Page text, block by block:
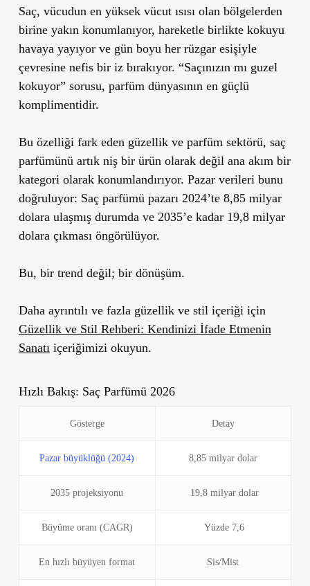
Saç, vücudun en yüksek vücut ısısı olan bölgelerden
birine yakın konumlanıyor, hareketle birlikte kokuyu
havaya yayıyor ve gün boyu her rüzgar esişiyle
çevresine nefis bir iz bırakıyor. “Saçınızın mı guzel
kokuyor” sorusu, parfüm dünyasının en güçlü
komplimentidir.
Bu özelliği fark eden güzellik ve parfüm sektörü, saç
parfümünü artık niş bir ürün olarak değil ana akım bir
kategori olarak konumlandırıyor. Pazar verileri bunu
doğruluyor: Saç parfümü pazarı 2024’te 8,85 milyar
dolara ulaşmış durumda ve 2035’e kadar 19,8 milyar
dolara çıkması öngörülüyor.
Bu, bir trend değil; bir dönüşüm.
Daha ayrıntılı ve fazla güzellik ve stil içeriği için
Güzellik ve Stil Rehberi: Kendinizi İfade Etmenin
Sanatı içeriğimizi okuyun.
Hızlı Bakış: Saç Parfümü 2026
Gösterge Detay
Pazar büyüklüğü (2024) 8,85 milyar dolar
2035 projeksiyonu 19,8 milyar dolar
Büyüme oranı (CAGR) Yüzde 7,6
En hızlı büyüyen format Sis/Mist